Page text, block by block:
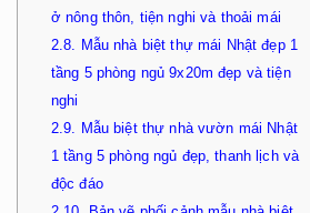
ở nông thôn, tiện nghi và thoải mái
2.8. Mẫu nhà biệt thự mái Nhật đẹp 1
tầng 5 phòng ngủ 9x20m đẹp và tiện
nghi
2.9. Mẫu biệt thự nhà vườn mái Nhật
1 tầng 5 phòng ngủ đẹp, thanh lịch và
độc đáo